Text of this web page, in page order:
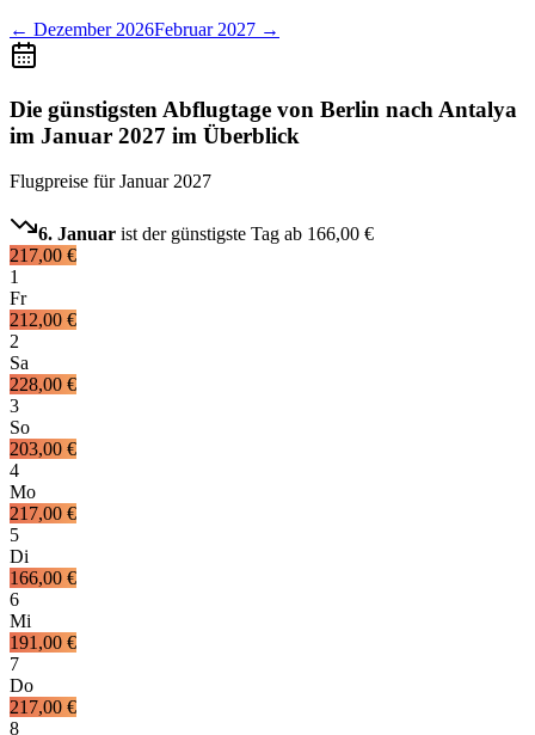
← Dezember 2026Februar 2027 →
Die günstigsten Abflugtage von Berlin nach Antalya
im Januar 2027 im Überblick
Flugpreise fürJanuar 2027
6. Januar ist der günstigste Tag ab 166,00 €
217,00 €
1
Fr
212,00 €
2
Sa
228,00 €
3
So
203,00 €
4
Mo
217,00 €
5
Di
166,00 €
6
Mi
191,00 €
7
Do
217,00 €
8